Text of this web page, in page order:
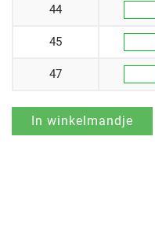
44
45
47